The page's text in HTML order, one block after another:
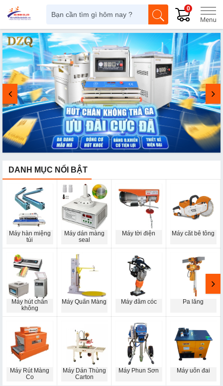
0
DANH MỤC NỔI BẬT
Máy hàn miệng
túi
Máy hút chân
không
Máy Rút Màng
Co
Máy dán màng
seal
Máy Quấn Màng
Máy Dán Thùng
Carton
Máy tời điện
Máy đầm cóc
Máy Phun Sơn
Máy cắt bê tông
Pa lăng
Máy uốn đai